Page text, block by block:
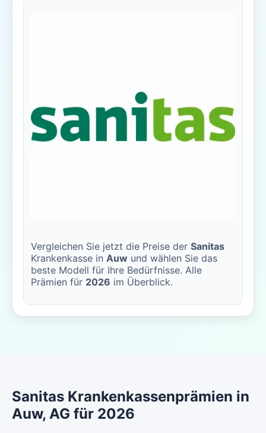
Vergleichen Sie jetzt die Preise der Sanitas
Krankenkasse in Auw und wählen Sie das
beste Modell für Ihre Bedürfnisse. Alle
Prämien für 2026 im Überblick.
Sanitas Krankenkassenprämien in
Auw, AG für 2026